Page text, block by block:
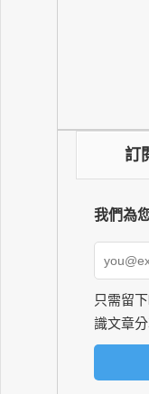
訂
我們為
只需留
識文章